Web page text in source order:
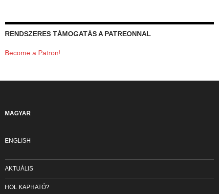
RENDSZERES TÁMOGATÁS A PATREONNAL
Become a Patron!
MAGYAR
ENGLISH
AKTUÁLIS
HOL KAPHATÓ?